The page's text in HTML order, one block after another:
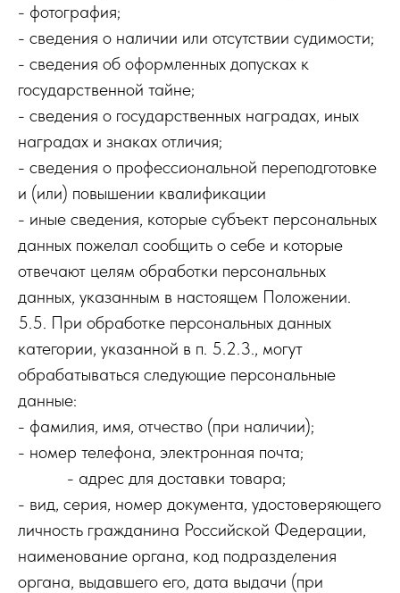
- фотография;
- сведения о наличии или отсутствии судимости;
- сведения об оформленных допусках к
государственной тайне;
- сведения о государственных наградах, иных
наградах и знаках отличия;
- сведения о профессиональной переподготовке
и (или) повышении квалификации
- иные сведения, которые субъект персональных
данных пожелал сообщить о себе и которые
отвечают целям обработки персональных
данных, указанным в настоящем Положении.
5.5. При обработке персональных данных
категории, указанной в п. 5.2.3., могут
обрабатываться следующие персональные
данные:
- фамилия, имя, отчество (при наличии);
- номер телефона, электронная почта;
- адрес для доставки товара;
- вид, серия, номер документа, удостоверяющего
личность гражданина Российской Федерации,
наименование органа, код подразделения
органа, выдавшего его, дата выдачи (при